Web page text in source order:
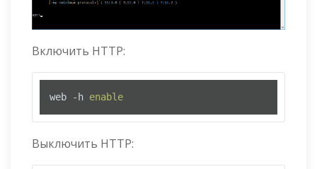
Включить HTTP:
web -h enable
Выключить HTTP: